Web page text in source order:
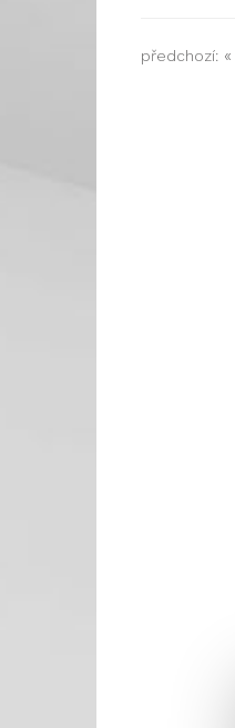
předchozí: «